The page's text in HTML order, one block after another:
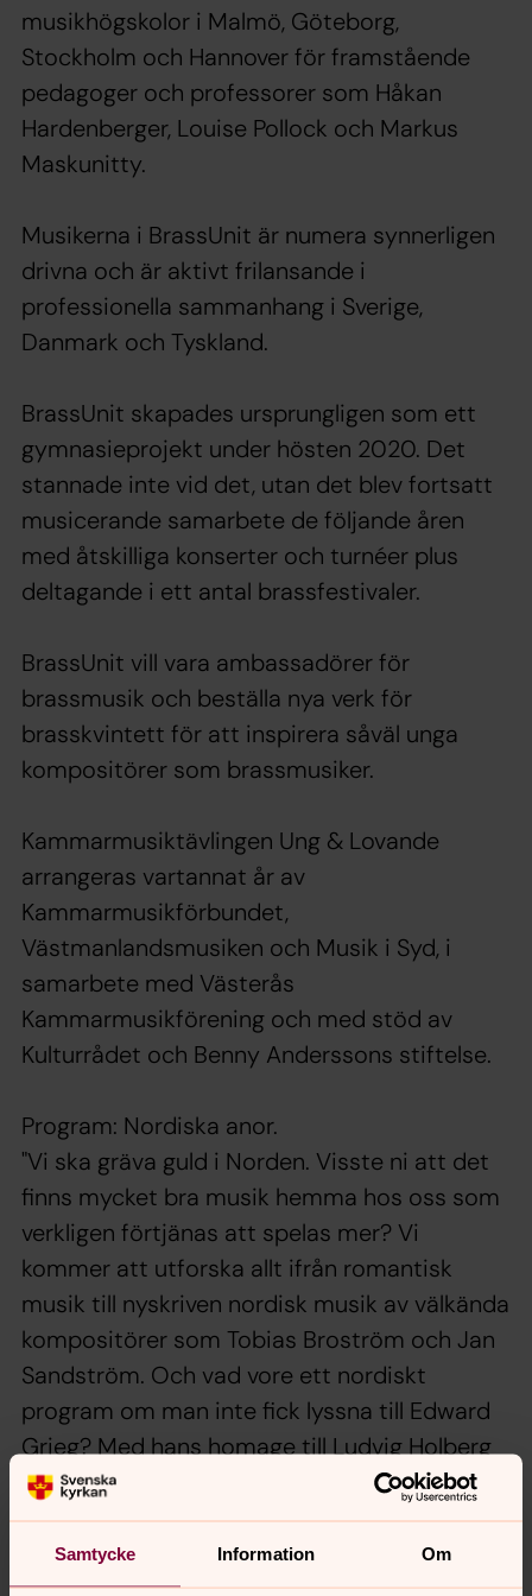
Samtycke Information Om
musikhögskolor i Malmö, Göteborg,
Stockholm och Hannover för framstående
pedagoger och professorer som Håkan
Hardenberger, Louise Pollock och Markus
Maskunitty.
Musikerna i BrassUnit är numera synnerligen
drivna och är aktivt frilansande i
professionella sammanhang i Sverige,
Danmark och Tyskland.
BrassUnit skapades ursprungligen som ett
gymnasieprojekt under hösten 2020. Det
stannade inte vid det, utan det blev fortsatt
musicerande samarbete de följande åren
med åtskilliga konserter och turnéer plus
deltagande i ett antal brassfestivaler.
BrassUnit vill vara ambassadörer för
brassmusik och beställa nya verk för
brasskvintett för att inspirera såväl unga
kompositörer som brassmusiker.
Kammarmusiktävlingen Ung & Lovande
arrangeras vartannat år av
Kammarmusikförbundet,
Västmanlandsmusiken och Musik i Syd, i
samarbete med Västerås
Kammarmusikförening och med stöd av
Kulturrådet och Benny Anderssons stiftelse.
Program: Nordiska anor.
"Vi ska gräva guld i Norden. Visste ni att det
finns mycket bra musik hemma hos oss som
verkligen förtjänas att spelas mer? Vi
kommer att utforska allt ifrån romantisk
musik till nyskriven nordisk musik av välkända
kompositörer som Tobias Broström och Jan
Sandström. Och vad vore ett nordiskt
program om man inte fick lyssna till Edward
Grieg? Med hans homage till Ludvig Holberg
får vi lyssna till Griegs ´Fra Holbergs Tid´."
Hitta hit